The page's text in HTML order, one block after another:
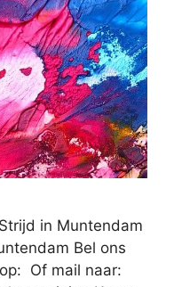
in Muntendam
Bel ons
Of mail naar: